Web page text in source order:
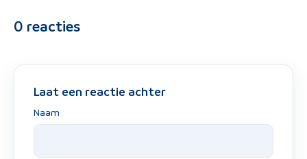
0 reacties
Laat een reactie achter
Naam